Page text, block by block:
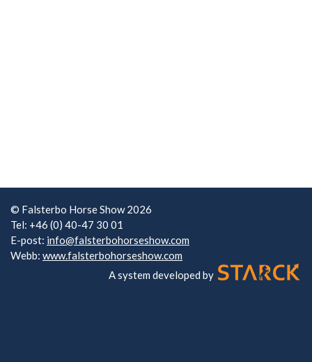
© Falsterbo Horse Show 2026
Tel: +46 (0) 40-47 30 01
E-post: info@falsterbohorseshow.com
Webb: www.falsterbohorseshow.com
A system developed by